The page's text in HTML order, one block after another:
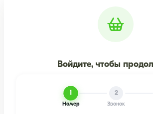
Войдите, чтобы
1
Номер
2
Звонок